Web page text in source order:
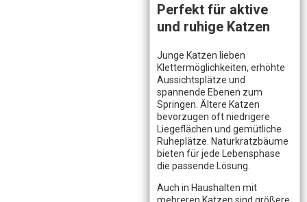
Perfekt für aktive
und ruhige Katzen
Junge Katzen lieben
Klettermöglichkeiten, erhöhte
Aussichtsplätze und
spannende Ebenen zum
Springen. Ältere Katzen
bevorzugen oft niedrigere
Liegeflächen und gemütliche
Ruheplätze. Naturkratzbäume
bieten für jede Lebensphase
die passende Lösung.
Auch in Haushalten mit
mehreren Katzen sind größere